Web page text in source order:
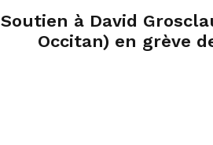
Soutien à David
Occitan) en grève